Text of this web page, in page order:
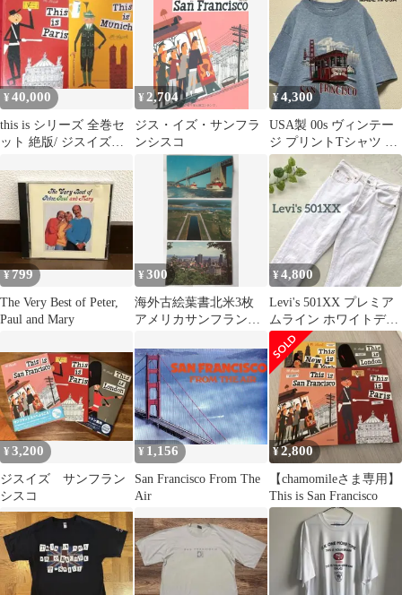
¥40,000
this is シリーズ 全巻セ
ット 絶版/ ジスイズパ
ク
¥2,704
ジス・イズ・サンフラ
ンシスコ
¥4,300
USA製 00s ヴィンテー
ジ プリントTシャツ サ
ンフランシスコ ケーブ
ルカー
¥799
The Very Best of Peter,
Paul and Mary
¥300
海外古絵葉書北米3枚
アメリカサンフランシ
ダモントリオール
¥4,800
Levi's 501XX プレミア
ムライン ホワイトデニ
ム ボタンフロント
¥3,200
ジスイズ サンフラン
シスコ
¥ 1,156
San Francisco From The
Air
¥2,800
【chamomileさま専用】
This is San Francisco